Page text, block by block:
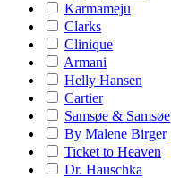
Karmameju
Clarks
Clinique
Armani
Helly Hansen
Cartier
Samsøe & Samsøe
By Malene Birger
Ticket to Heaven
Dr. Hauschka